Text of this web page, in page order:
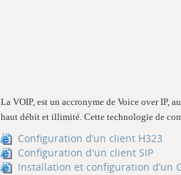
La VOIP, est un accronyme de Voice over IP,
haut débit et illimité. Cette technologie de
Configuration d’un client H323
Configuration d'un client SIP
Installation et configuration d’un